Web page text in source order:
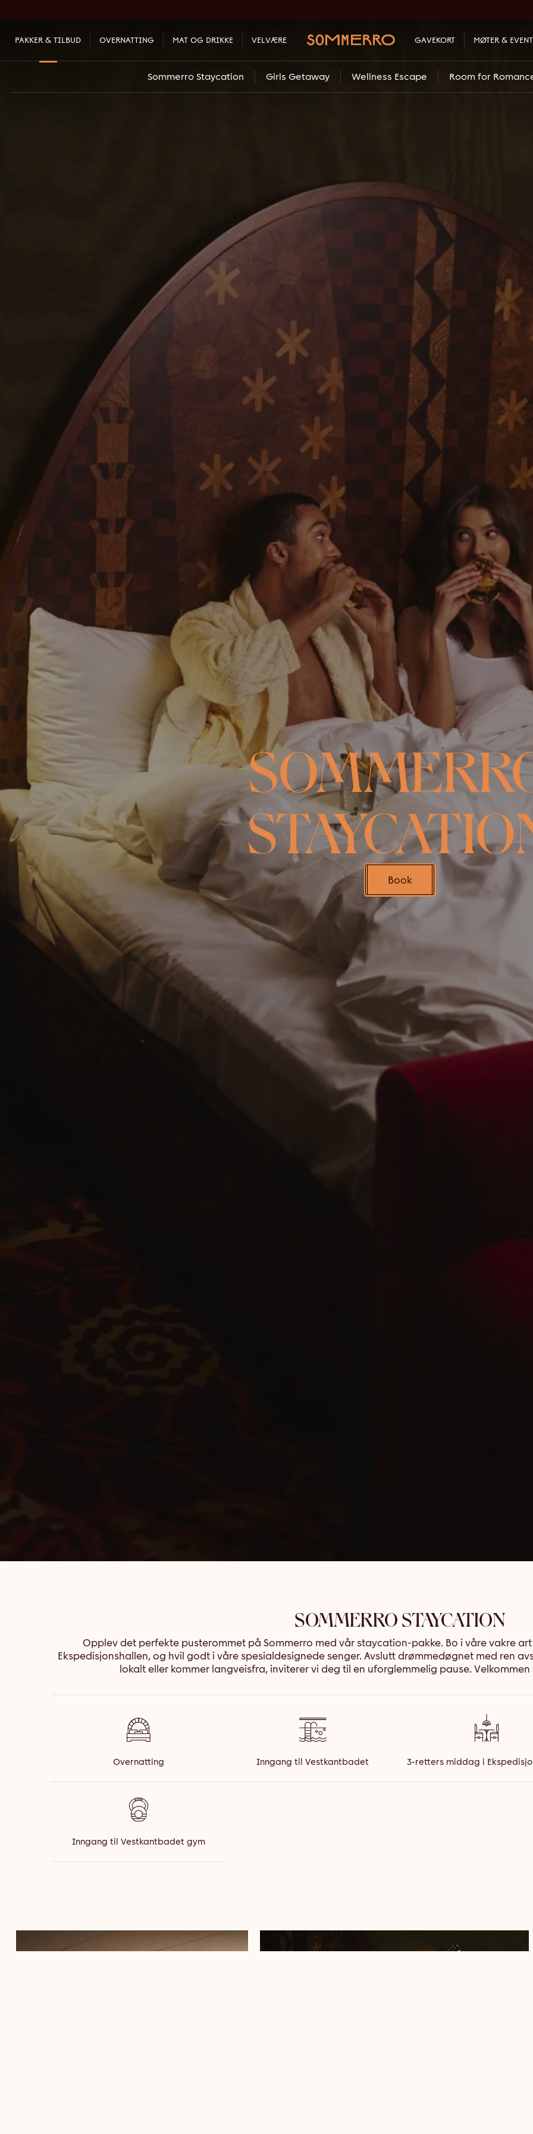
PAKKER & TILBUD OVERNATTING MAT OG DRIKKE VELVÆRE GAVEKORT MØTER &
Sommerro Staycation Girls Getaway Wellness Escape Room for
Book
SOMMERRO STAYCATION
Opplev det perfekte pusterommet på Sommerro med vår staycation-pakke. Bo i våre vakre
Ekspedisjonshallen, og hvil godt i våre spesialdesignede senger. Avslutt drømmedøgnet med ren
lokalt eller kommer langveisfra, inviterer vi deg til en uforglemmelig pause.
Overnatting Inngang til Vestkantbadet 3-retters middag i
Inngang til Vestkantbadet gym